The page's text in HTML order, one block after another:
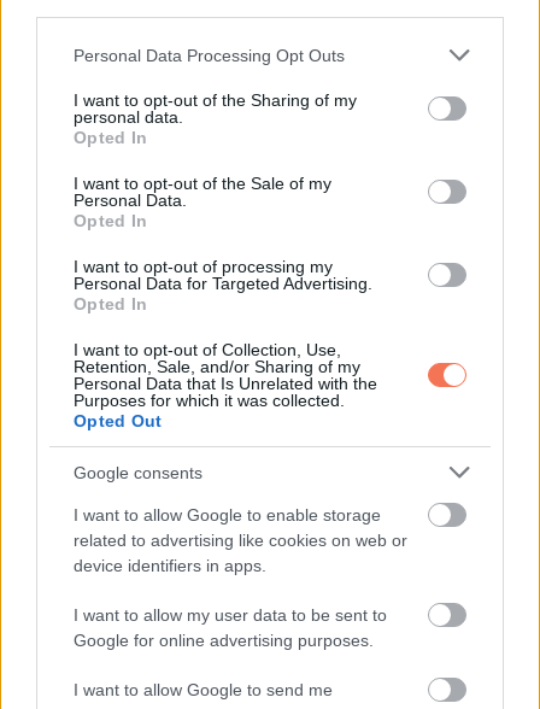
Please note that this website/app uses one or more Google
not limited to your visit or usage behaviour. You may click to
grant or deny consent to Google and its third-party tags to
use your data for below specified purposes in below Google
consent section.
Personal Data Processing Opt Outs
I want to opt-out of the Sharing of my
personal data.
Opted In
I want to opt-out of the Sale of my
Personal Data.
Opted In
I want to opt-out of processing my
Personal Data for Targeted Advertising.
Opted In
I want to opt-out of Collection, Use,
Retention, Sale, and/or Sharing of my
Personal Data that Is Unrelated with the
Purposes for which it was collected.
Opted Out
Google consents
I want to allow Google to enable storage
related to advertising like cookies on web or
device identifiers in apps.
I want to allow my user data to be sent to
Google for online advertising purposes.
I want to allow Google to send me
via
Megszavazták az Alaptörvény-módosítást:
Orbán Viktor soha többé nem lehet
miniszterelnök
Úgy megütött, hogy felszakadt az ajkam,
csak azért, mert megkérdeztem, hol volt az
éjjel